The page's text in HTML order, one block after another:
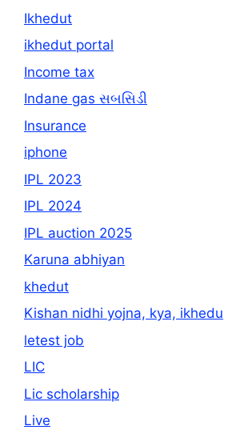
Ikhedut
ikhedut portal
Income tax
Indane gas સબસિડી
Insurance
iphone
IPL 2023
IPL 2024
IPL auction 2025
Karuna abhiyan
khedut
Kishan nidhi yojna, kya, ikhedu
letest job
LIC
Lic scholarship
Live